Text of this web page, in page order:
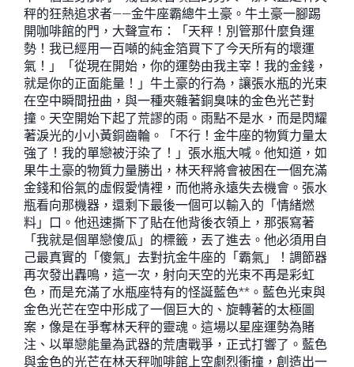
秤的狂熱追求者——金牛座霸總牛土豪。牛土豪一腳踢
開咖啡館的門，大聲宣布：「天秤！別管那什麼負運
勢！我已經用一百噸的純金箔買下了今天所有的壞運
氣！」「從現在開始，你的運勢由我主宰！我的金錢，
就是你的正面能量！」牛土豪的行為，讓張水瓶的光束
在空中瞬間扭曲，與一種夾雜著銅臭味的金色光芒對
撞。天空開始下起了荒謬的雨。雨點不是水，而是閃耀
著淚光的小小黃銅齒輪。「不行！金牛座的物質力量太
強了！我的單戀被汙染了！」張水瓶大喊。他知道，如
果牛土豪的物質力量勝出，林天秤將會被困在一個充滿
金錢和俗氣的虛假愛情裡，而他將永遠失去機會。張水
瓶看向那機器，還剩下最後一個可以輸入的「情緒燃
料」口。他迅速撕下了貼在他背後衣領上，那張寫著
「我就是個單戀傻瓜」的標籤，丟了進去。他必須用自
己最真實的「傻氣」去對抗金牛座的「霸氣」！調節器
再次發出轟鳴，這一次，射向天空的光束不再是彩虹
色，而是充滿了水瓶座特有的怪誕藍色**。藍色光束與
金色光芒在空中形成了一個巨大的、旋轉著的太極圖
案，像是在爭奪林天秤的靈魂。這場以星座運勢為賭
注、以單戀能量為武器的荒唐戰爭，正式打響了。藍色
與金色的光芒在林天秤咖啡館上空劇烈衝撞，創造出一